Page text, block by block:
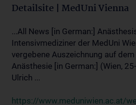
Detailsite | MedUni Vienna
...All News [in German:]
Intensivmediziner der MedUni
vergebene Auszeichnung auf
Anästhesie [in German:] (Wien,
Ulrich ...
https://www.meduniwien.ac.at/